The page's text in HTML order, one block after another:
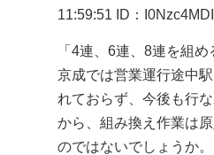
11:59:51
ID：I0Nzc4MDI
「4連、6連、8連を組
京成では営業運行途中
れておらず、今後も行
から、組み換え作業は
のではないでしょうか。